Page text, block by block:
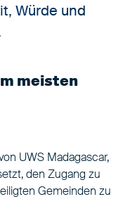
Würde und
meisten
UWS Madagascar,
den Zugang zu
Gemeinden zu